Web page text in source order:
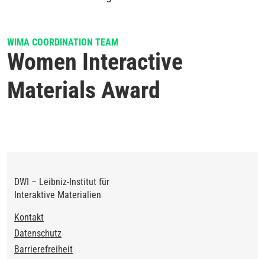
WIMA COORDINATION TEAM
Women Interactive
Materials Award
DWI – Leibniz-Institut für
Interaktive Materialien
Footer
Kontakt
Datenschutz
Barrierefreiheit